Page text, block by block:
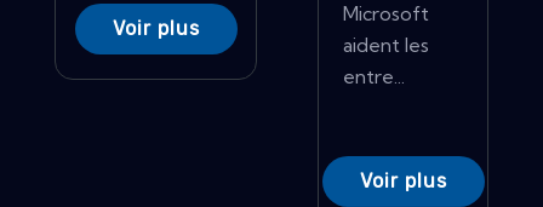
Voir plus
Microsoft
aident les
entre...
Voir plus